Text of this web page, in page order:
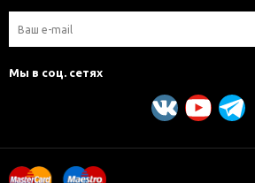
Мы в соц. сетях